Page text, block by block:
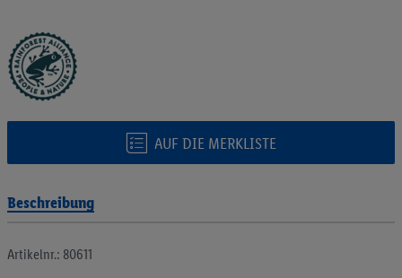
AUF DIE MERKLISTE
Beschreibung
Artikelnr.: 80611